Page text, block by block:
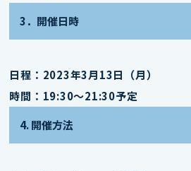
3．開催日時
日程：2023年3月13日（月）
時間：19:30～21:30予定
4. 開催方法